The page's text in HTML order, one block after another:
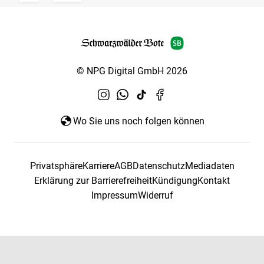
© NPG Digital GmbH 2026
Wo Sie uns noch folgen können
PrivatsphäreKarriereAGBDatenschutzMediadaten
Erklärung zur BarrierefreiheitKündigungKontakt
ImpressumWiderruf